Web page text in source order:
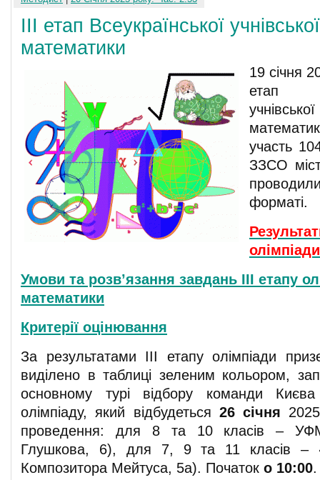
ІІІ етап Всеукраїнської
математики
19 січня
етап
участь
ЗЗСО
форматі.
Умови та розв’язання завдань ІІІ етапу
математики
Критерії оцінювання
За результатами ІІІ етапу олімпіади
виділено в таблиці зеленим кольором,
основному турі відбору команди Києва
олімпіаду, який відбудеться 26 січня
проведення: для 8 та 10 класів –
Глушкова, 6), для 7, 9 та 11 класів –
Композитора Мейтуса, 5а). Початок о 10:00.